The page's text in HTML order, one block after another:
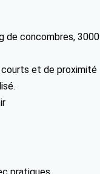
de concombres, 3000
courts et de proximité